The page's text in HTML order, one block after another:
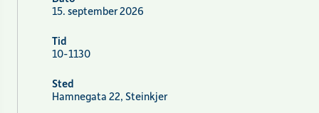
15. september 2026
Tid
10-1130
Sted
Hamnegata 22, Steinkjer